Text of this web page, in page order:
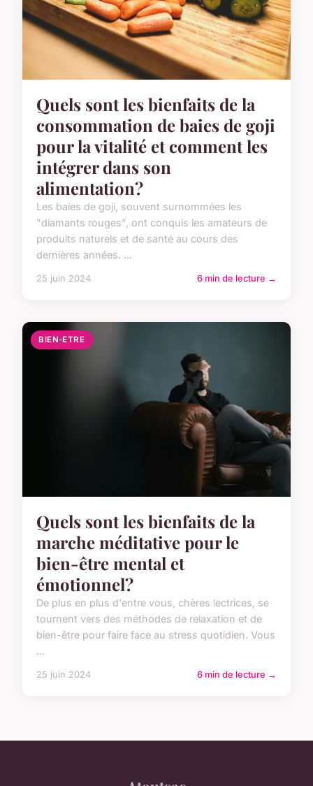
Quels sont les bienfaits de la
consommation de baies de goji
pour la vitalité et comment les
intégrer dans son
alimentation?
Les baies de goji, souvent surnommées les
"diamants rouges", ont conquis les amateurs de
produits naturels et de santé au cours des
dernières années. ...
25 juin 2024 6 min de lecture →
BIEN-ETRE
Quels sont les bienfaits de la
marche méditative pour le
bien-être mental et
émotionnel?
De plus en plus d'entre vous, chères lectrices, se
tournent vers des méthodes de relaxation et de
bien-être pour faire face au stress quotidien. Vous
...
25 juin 2024 6 min de lecture →